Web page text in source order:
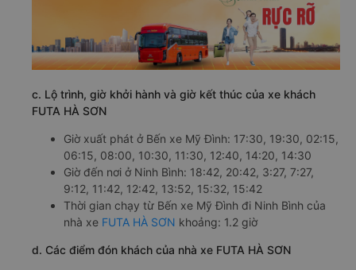
c. Lộ trình, giờ khởi hành và giờ kết thúc của xe khách
FUTA HÀ SƠN
Giờ xuất phát ở Bến xe Mỹ Đình: 17:30, 19:30, 02:15,
06:15, 08:00, 10:30, 11:30, 12:40, 14:20, 14:30
Giờ đến nơi ở Ninh Bình: 18:42, 20:42, 3:27, 7:27,
9:12, 11:42, 12:42, 13:52, 15:32, 15:42
Thời gian chạy từ Bến xe Mỹ Đình đi Ninh Bình của
nhà xe FUTA HÀ SƠN khoảng: 1.2 giờ
d. Các điểm đón khách của nhà xe FUTA HÀ SƠN